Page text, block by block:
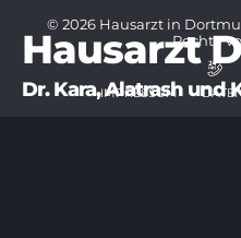
Hausarzt
© 2026 Hausarzt in
Rechte
IMPRESSUM